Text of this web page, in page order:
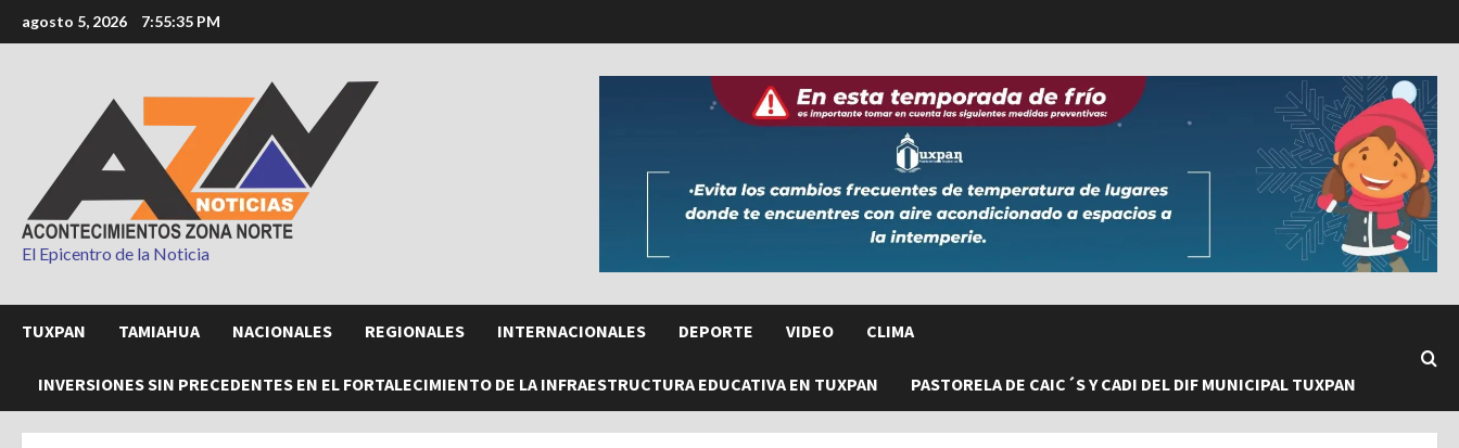
al
agosto 5, 2026 7:55:37 PM
El Epicentro de la Noticia
TUXPAN TAMIAHUA NACIONALES REGIONALES INTERNACIONALES DEPORTE VIDEO CLIMA
INVERSIONES SIN PRECEDENTES EN EL FORTALECIMIENTO DE LA INFRAESTRUCTURA EDUCATIVA EN TUXPAN PASTORELA DE CAIC´S Y CADI DEL DIF MUNICIPAL TUXPAN